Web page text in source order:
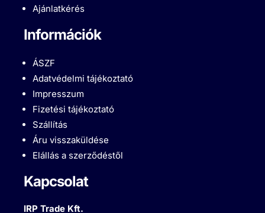
Ajánlatkérés
Információk
ÁSZF
Adatvédelmi tájékoztató
Impresszum
Fizetési tájékoztató
Szállítás
Áru visszaküldése
Elállás a szerződéstől
Kapcsolat
IRP Trade Kft.